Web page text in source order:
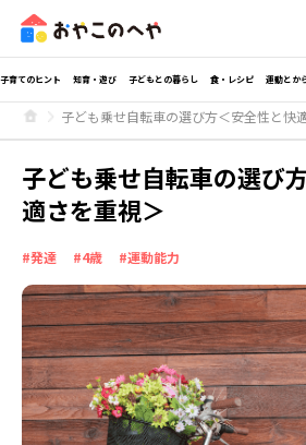
子育てのヒント 知育・遊び 子どもとの暮らし 食・レシピ 運動とか
子ども乗せ自転車の選び方＜安全性と快
子ども乗せ自転車の選び
適さを重視＞
#発達 #4歳 #運動能力